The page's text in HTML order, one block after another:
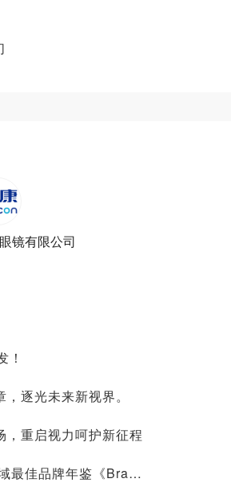
镜有限公司
！
逐光未来新视界。
，重启视力呵护新征程
卫康 丨入选华人领域最佳品牌年鉴《Brand创意呈现9》